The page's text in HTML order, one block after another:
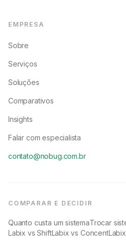
EMPRESA
Sobre
Serviços
Soluções
Comparativos
Insights
Falar com especialista
contato@nobug.com.br
COMPARAR E DECIDIR
Quanto custa um sistemaTrocar
Labix vs ShiftLabix vs Concent